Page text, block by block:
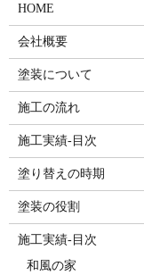
HOME
会社概要
塗装について
施工の流れ
施工実績-目次
塗り替えの時期
塗装の役割
施工実績-目次
和風の家